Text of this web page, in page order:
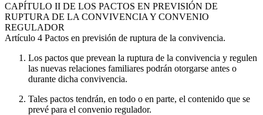
CAPÍTULO II DE LOS PACTOS EN PREVISIÓN DE
RUPTURA DE LA CONVIVENCIA Y CONVENIO
REGULADOR
Artículo 4 Pactos en previsión de ruptura de la convivencia.
Los pactos que prevean la ruptura de la convivencia y regulen
las nuevas relaciones familiares podrán otorgarse antes o
durante dicha convivencia.
Tales pactos tendrán, en todo o en parte, el contenido que se
prevé para el convenio regulador.